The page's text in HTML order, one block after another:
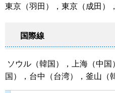
東京（羽田），東京（成田）
国際線
ソウル（韓国），上海（中
国），台中（台湾），釜山（